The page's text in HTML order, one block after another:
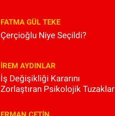
FATMA GÜL TEKE
Çerçioğlu Niye Seçildi?
İREM AYDINLAR
İş Değişikliği Kararını
Zorlaştıran Psikolojik Tuzaklar